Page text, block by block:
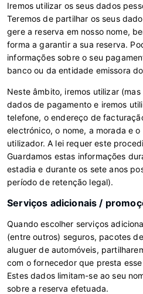
Iremos utilizar os seus dados
Teremos de partilhar os seus
gere a reserva em nosso nome,
forma a garantir a sua reserva.
informações sobre o seu
banco ou da entidade emissora
Neste âmbito, iremos utilizar
dados de pagamento e iremos
telefone, o endereço de
electrónico, o nome, a morada e
utilizador. A lei requer este
Guardamos estas informações
estadia e durante os sete anos
período de retenção legal).
Serviços adicionais /
Quando escolher serviços
(entre outros) seguros, pacotes
aluguer de automóveis,
com o fornecedor que presta
Estes dados limitam-se ao seu
sobre a reserva efetuada.